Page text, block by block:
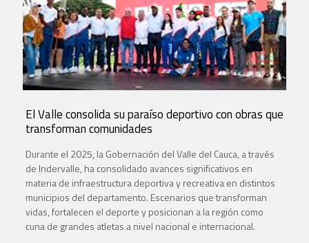
El Valle consolida su paraíso deportivo con obras que
transforman comunidades
Durante el 2025, la Gobernación del Valle del Cauca, a través
de Indervalle, ha consolidado avances significativos en
materia de infraestructura deportiva y recreativa en distintos
municipios del departamento. Escenarios que transforman
vidas, fortalecen el deporte y posicionan a la región como
cuna de grandes atletas a nivel nacional e internacional.